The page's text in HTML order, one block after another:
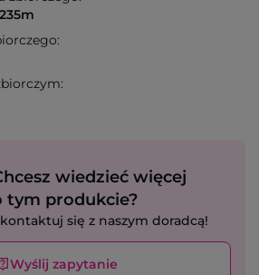
wiedzieć więcej
tym produkcie?
się z naszym doradcą!
Wyślij zapytanie